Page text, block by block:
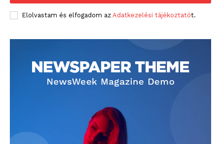
Elolvastam és elfogadom az Adatkezelési tájékoztatót.